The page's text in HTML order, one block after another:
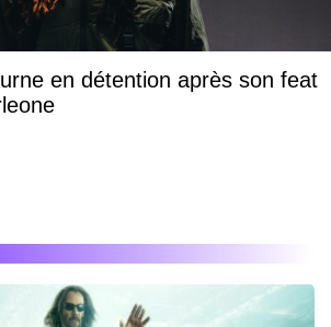
en détention après son feat